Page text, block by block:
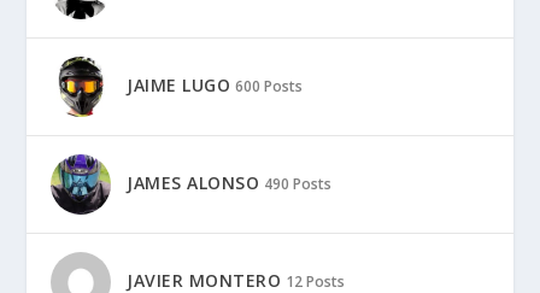
JAIME LUGO 600 Posts
JAMES ALONSO 490 Posts
JAVIER MONTERO 12 Posts